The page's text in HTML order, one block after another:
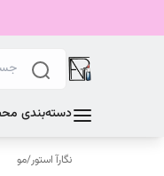
دسته‌بندی
نگارآ استور/مو